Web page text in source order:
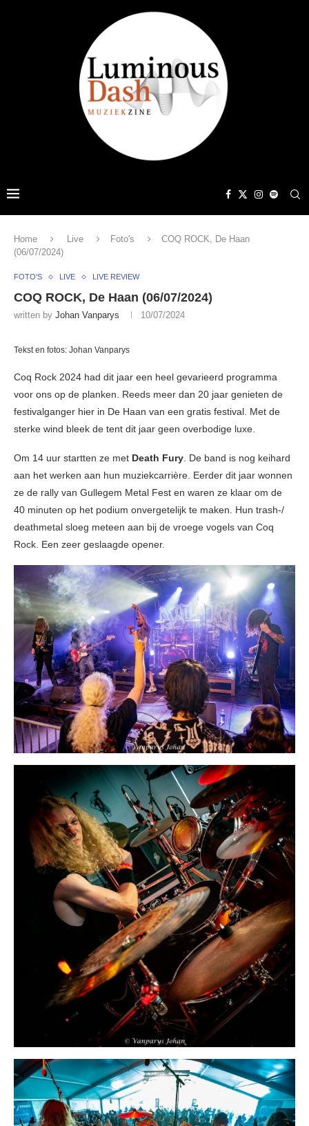
Home Live Foto's
COQ ROCK, De Haan
(06/07/2024)
FOTO'S LIVE LIVE REVIEW
COQ ROCK, De Haan (06/07/2024)
written by Johan Vanparys 10/07/2024
Tekst en fotos: Johan Vanparys
Coq Rock 2024 had dit jaar een heel gevarieerd programma
voor ons op de planken. Reeds meer dan 20 jaar genieten de
festivalganger hier in De Haan van een gratis festival. Met de
sterke wind bleek de tent dit jaar geen overbodige luxe.
Om 14 uur startten ze met Death Fury . De band is nog keihard
aan het werken aan hun muziekcarrière. Eerder dit jaar wonnen
ze de rally van Gullegem Metal Fest en waren ze klaar om de
40 minuten op het podium onvergetelijk te maken. Hun trash-/
deathmetal sloeg meteen aan bij de vroege vogels van Coq
Rock. Een zeer geslaagde opener.